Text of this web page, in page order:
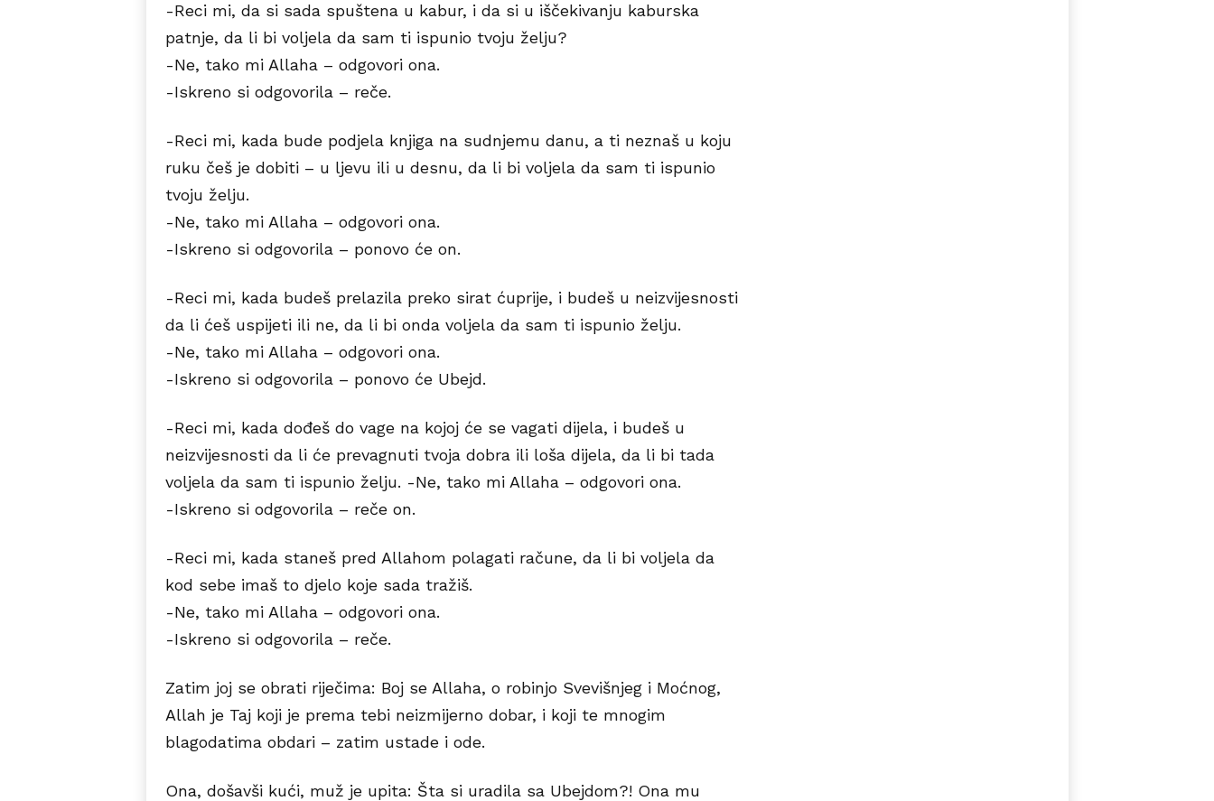
-Reci mi, da si sada spuštena u kabur, i da si u iščekivanju kaburska
patnje, da li bi voljela da sam ti ispunio tvoju želju?
-Ne, tako mi Allaha – odgovori ona.
-Iskreno si odgovorila – reče.
-Reci mi, kada bude podjela knjiga na sudnjemu danu, a ti neznaš u koju
ruku češ je dobiti – u ljevu ili u desnu, da li bi voljela da sam ti ispunio
tvoju želju.
-Ne, tako mi Allaha – odgovori ona.
-Iskreno si odgovorila – ponovo će on.
-Reci mi, kada budeš prelazila preko sirat ćuprije, i budeš u neizvijesnosti
da li ćeš uspijeti ili ne, da li bi onda voljela da sam ti ispunio želju.
-Ne, tako mi Allaha – odgovori ona.
-Iskreno si odgovorila – ponovo će Ubejd.
-Reci mi, kada dođeš do vage na kojoj će se vagati dijela, i budeš u
neizvijesnosti da li će prevagnuti tvoja dobra ili loša dijela, da li bi tada
voljela da sam ti ispunio želju. -Ne, tako mi Allaha – odgovori ona.
-Iskreno si odgovorila – reče on.
-Reci mi, kada staneš pred Allahom polagati račune, da li bi voljela da
kod sebe imaš to djelo koje sada tražiš.
-Ne, tako mi Allaha – odgovori ona.
-Iskreno si odgovorila – reče.
Zatim joj se obrati riječima: Boj se Allaha, o robinjo Svevišnjeg i Moćnog,
Allah je Taj koji je prema tebi neizmijerno dobar, i koji te mnogim
blagodatima obdari – zatim ustade i ode.
Ona, došavši kući, muž je upita: Šta si uradila sa Ubejdom?! Ona mu